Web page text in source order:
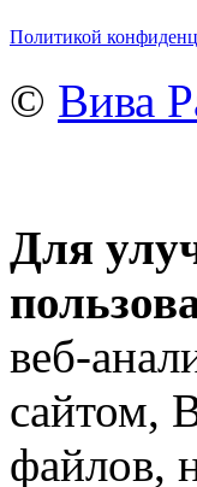
Политикой
© Вива
Для
веб-
сайтом,
файлов,